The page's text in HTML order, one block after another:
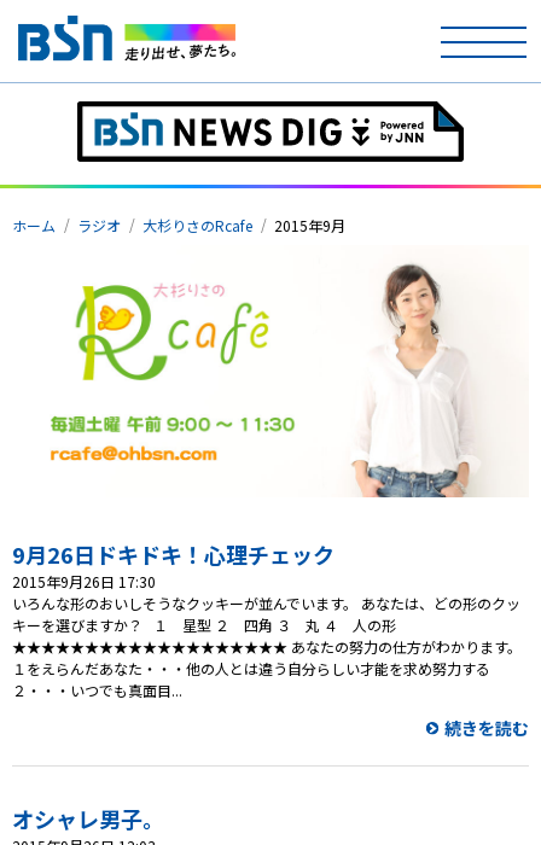
ホーム
テレビ
ラジオ
アナウンサー
イベント
ニュース
プレゼント
コンテンツ・アプリ
キッズ ケンジュ 愛の募金
Well-being
ショッピング
会社概要・ビジョン
ホーム ラジオ 大杉りさのRcafe 2015年9月
9月26日ドキドキ！心理チェック
2015年9月26日 17:30
いろんな形のおいしそうなクッキーが並んでいます。 あなたは、どの形のクッ
キーを選びますか？ １ 星型 ２ 四角 ３ 丸 ４ 人の形
★★★★★★★★★★★★★★★★★★★ あなたの努力の仕方がわかります。
１をえらんだあなた・・・他の人とは違う自分らしい才能を求め努力する
２・・・いつでも真面目...
続きを読む
オシャレ男子。